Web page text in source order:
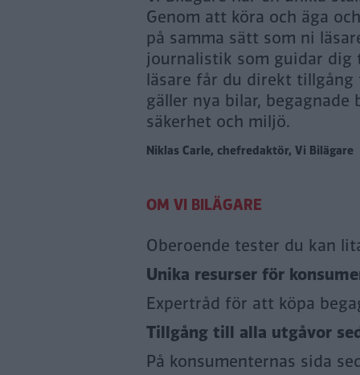
Genom att köra och äga
på samma sätt som ni
journalistik som guidar dig
läsare får du direkt
gäller nya bilar,
säkerhet och miljö.
Niklas Carle, chefredaktör, Vi Bilägare
Oberoende tester du kan
Unika resurser för
Expertråd för att köpa
Tillgång till alla utgåvor
På konsumenternas sida